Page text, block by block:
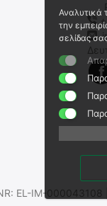
Βάση στήριξης
φακού Nitecore
Άμεσα διαθέσιμο
Αποστολή εντός
(χωρίς ΦΠΑ)
EL-IM-000043108
Αναλυτικά
την
σελίδας